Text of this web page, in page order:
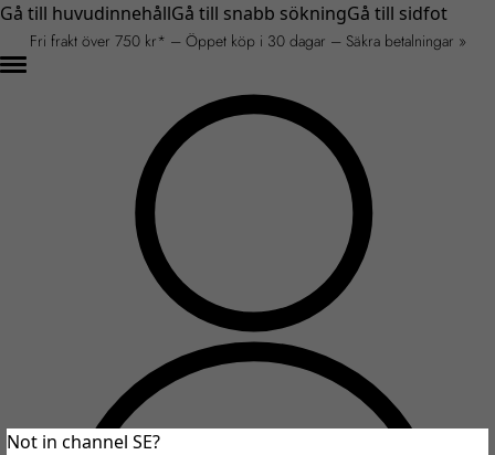
Gå till huvudinnehållGå till snabb sökningGå till sidfot
Fri frakt över 750 kr* – Öppet köp i 30 dagar – Säkra betalningar »
Not in channel SE?